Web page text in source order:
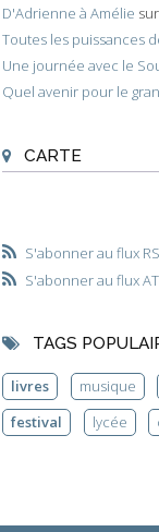
D'Adrienne à Amélie sur
Toutes les puissances
Une journée avec le
Quel avenir pour le
CARTE
S'abonner au flux
S'abonner au flux
TAGS
livres musique
festival
lycée